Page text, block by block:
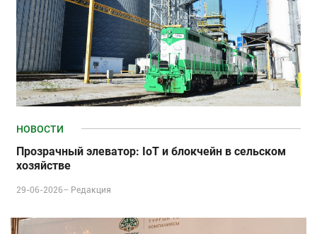
НОВОСТИ
Прозрачный элеватор: IoT и блокчейн в сельском
хозяйстве
29-06-2026– Редакция